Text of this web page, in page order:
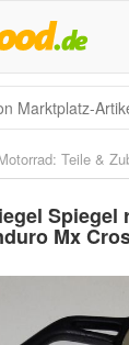
Teile &
Spiegel
Mx